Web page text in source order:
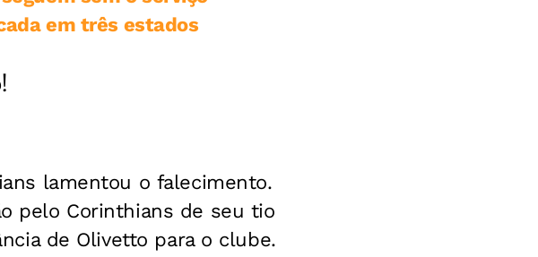
em três estados
lamentou o falecimento.
pelo Corinthians de seu tio
de Olivetto para o clube.